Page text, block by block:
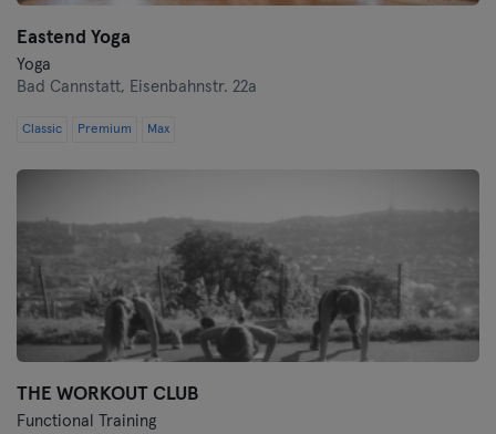
Eastend Yoga
Yoga
Bad Cannstatt, Eisenbahnstr. 22a
Classic Premium Max
THE WORKOUT CLUB
Functional Training